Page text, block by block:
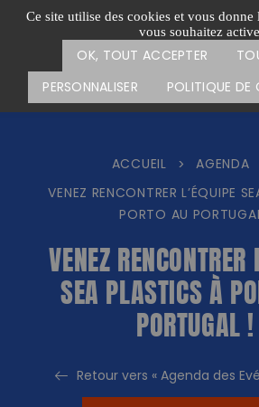
Ce site utilise des cookies et vous donne
vous souhaitez
OK, TOUT ACCEPTER
PERSONNALISER
POLITIQUE DE
Passer
CARTE DES ACTIONS
ACCUEIL > AGENDA
VENEZ RENCONTRER L’ÉQUIPE
PORTO AU
VENEZ RENCONTRER
SEA PLASTICS À
PORTUGAL !
Retour vers « Agenda des